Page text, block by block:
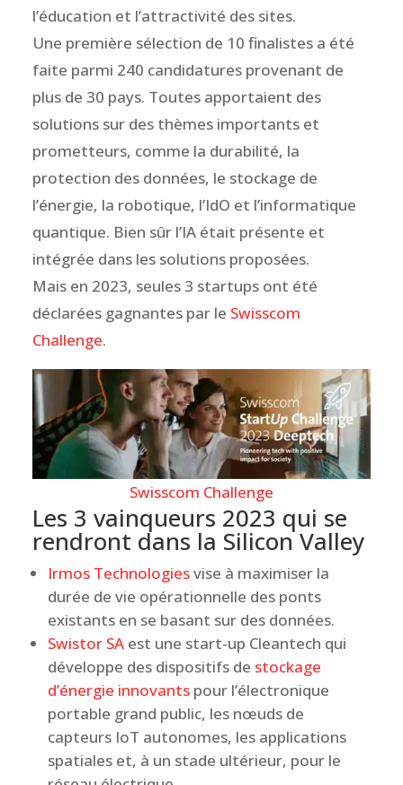
l’éducation et l’attractivité des sites.
Une première sélection de 10 finalistes a été
faite parmi 240 candidatures provenant de
plus de 30 pays. Toutes apportaient des
solutions sur des thèmes importants et
prometteurs, comme la durabilité, la
protection des données, le stockage de
l’énergie, la robotique, l’IdO et l’informatique
quantique. Bien sûr l’IA était présente et
intégrée dans les solutions proposées.
Mais en 2023, seules 3 startups ont été
déclarées gagnantes par le Swisscom
Challenge.
Swisscom Challenge
Les 3 vainqueurs 2023 qui se
rendront dans la Silicon Valley
Irmos Technologiesvise à maximiser la
durée de vie opérationnelle des ponts
existants en se basant sur des données.
Swistor SA est une start-up Cleantech qui
développe des dispositifs de stockage
d’énergie innovantspour l’électronique
portable grand public, les nœuds de
capteurs IoT autonomes, les applications
spatiales et, à un stade ultérieur, pour le